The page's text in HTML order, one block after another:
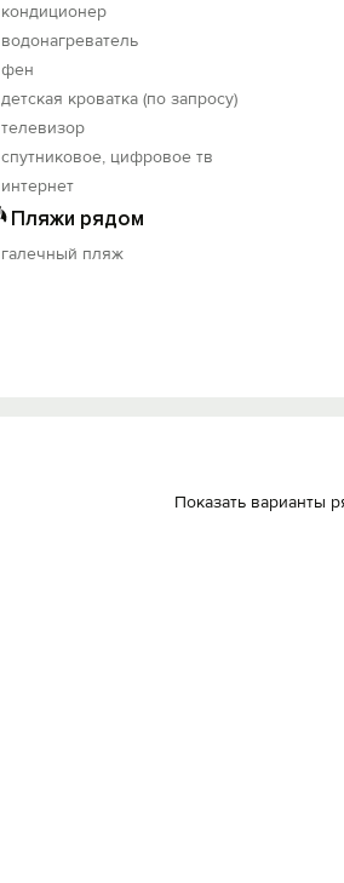
кондиционер
водонагреватель
фен
детская кроватка (по запросу)
телевизор
спутниковое, цифровое тв
интернет
Пляжи рядом
галечный пляж
Показать варианты